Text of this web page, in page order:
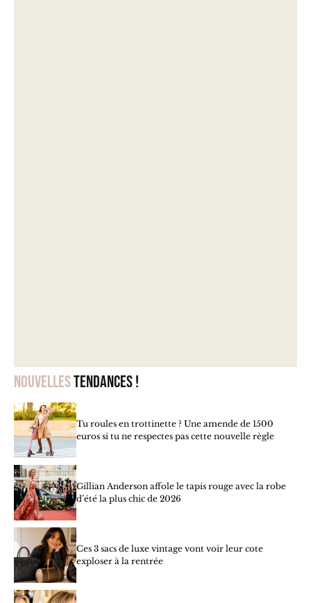
Nouvellestendances !
Tu roules en trottinette ? Une amende de 1500
euros si tu ne respectes pas cette nouvelle règle
Gillian Anderson affole le tapis rouge avec la robe
d’été la plus chic de 2026
Ces 3 sacs de luxe vintage vont voir leur cote
exploser à la rentrée